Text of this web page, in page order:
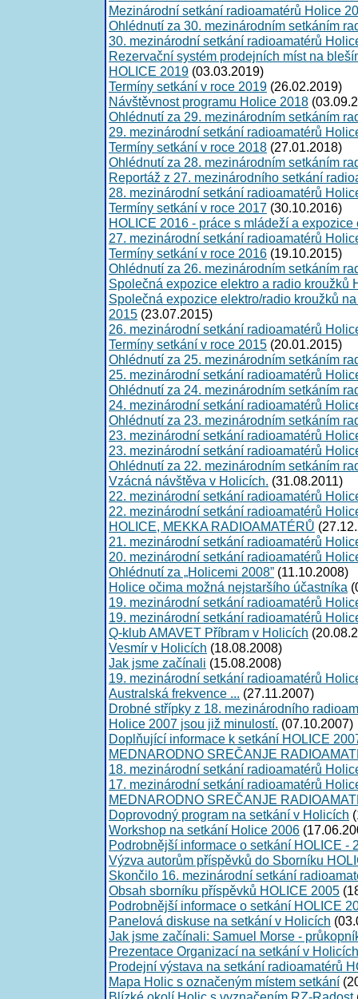
Mezinárodní setkání radioamatérů Holice
Ohlédnutí za 30. mezinárodním setkáním
30. mezinárodní setkání radioamatérů
Rezervační systém prodejních míst na
HOLICE 2019 (03.03.2019)
Termíny setkání v roce 2019 (26.02.2019)
Návštěvnost programu Holice 2018
Ohlédnutí za 29. mezinárodním setkáním
29. mezinárodní setkání radioamatérů
Termíny setkání v roce 2018 (27.01.2018)
Ohlédnutí za 28. mezinárodním setkáním
Reportáž z 27. mezinárodního setkání
28. mezinárodní setkání radioamatérů
Termíny setkání v roce 2017 (30.10.2016)
HOLICE 2016 - práce s mládeží a
27. mezinárodní setkání radioamatérů
Termíny setkání v roce 2016 (19.10.2015)
Ohlédnutí za 26. mezinárodním setkáním
Společná expozice elektro a radio kroužků
Společná expozice elektro/radio kroužků
2015 (23.07.2015)
26. mezinárodní setkání radioamatérů
Termíny setkání v roce 2015 (20.01.2015)
Ohlédnutí za 25. mezinárodním setkáním
25. mezinárodní setkání radioamatérů
Ohlédnutí za 24. mezinárodním setkáním
24. mezinárodní setkání radioamatérů
Ohlédnutí za 23. mezinárodním setkáním
23. mezinárodní setkání radioamatérů
23. mezinárodní setkání radioamatérů
Ohlédnutí za 22. mezinárodním setkáním
Vzácná návštěva v Holicích. (31.08.2011)
22. mezinárodní setkání radioamatérů
22. mezinárodní setkání radioamatérů
HOLICE, MEKKA RADIOAMATÉRŮ
21. mezinárodní setkání radioamatérů
20. mezinárodní setkání radioamatérů
Ohlédnutí za „Holicemi 2008” (11.10.2008)
Holice očima možná nejstaršího účastníka
19. mezinárodní setkání radioamatérů
19. mezinárodní setkání radioamatérů
Q-klub AMAVET Příbram v Holicích
Vesmír v Holicích (18.08.2008)
Jak jsme začínali (15.08.2008)
19. mezinárodní setkání radioamatérů
Australská frekvence ... (27.11.2007)
Drobné střípky z 18. mezinárodního
Holice 2007 jsou již minulostí. (07.10.2007)
Doplňující informace k setkání HOLICE
MEDNARODNO SREČANJE
18. mezinárodní setkání radioamatérů
17. mezinárodní setkání radioamatérů
MEDNARODNO SREČANJE
Doprovodný program na setkání v Holicích
Workshop na setkání Holice 2006
Podrobnější informace o setkání HOLICE -
Výzva autorům příspěvků do Sborníku
Skončilo 16. mezinárodní setkání
Obsah sborníku příspěvků HOLICE 2005
Podrobnější informace o setkání HOLICE
Panelová diskuse na setkání v Holicích
Jak jsme začínali: Samuel Morse -
Prezentace Organizací na setkání v Holicích
Prodejní výstava na setkání radioamatérů
Mapa Holic s označeným místem setkání